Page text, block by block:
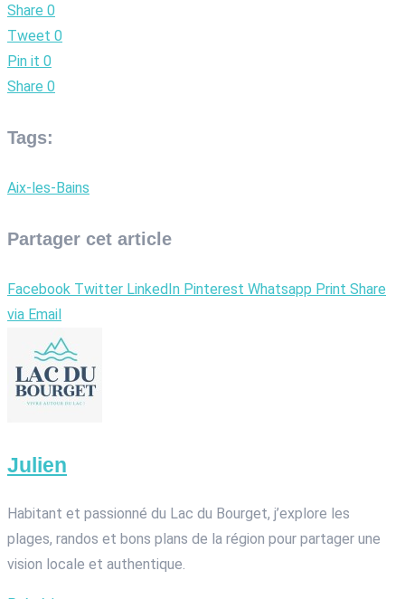
Share 0
Tweet 0
Pin it 0
Share 0
Tags:
Aix-les-Bains
Partager cet article
Facebook Twitter LinkedIn Pinterest Whatsapp Print Share
via Email
Julien
Habitant et passionné du Lac du Bourget, j’explore les
plages, randos et bons plans de la région pour partager une
vision locale et authentique.